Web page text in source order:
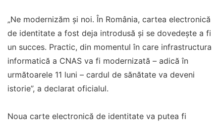
„Ne modernizăm și noi. În România, cartea electronică
de identitate a fost deja introdusă și se dovedește a fi
un succes. Practic, din momentul în care infrastructura
informatică a CNAS va fi modernizată – adică în
următoarele 11 luni – cardul de sănătate va deveni
istorie”, a declarat oficialul.
Noua carte electronică de identitate va putea fi